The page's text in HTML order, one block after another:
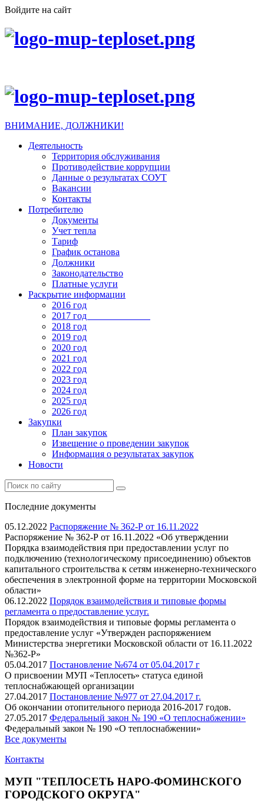
Войдите на сайт
ВНИМАНИЕ, ДОЛЖНИКИ!
Деятельность
Территория обслуживания
Противодействие коррупции
Данные о результатах СОУТ
Вакансии
Контакты
Потребителю
Документы
Учет тепла
Тариф
График останова
Должники
Законодательство
Платные услуги
Раскрытие информации
2016 год
2017 год
2018 год
2019 год
2020 год
2021 год
2022 год
2023 год
2024 год
2025 год
2026 год
Закупки
План закупок
Извещение о проведении закупок
Информация о результатах закупок
Новости
Последние документы
05.12.2022 Распоряжение № 362-Р от 16.11.2022
Распоряжение № 362-Р от 16.11.2022 «Об утверждении
Порядка взаимодействия при предоставлении услуг по
подключению (технологическому присоединению) объектов
капитального строительства к сетям инженерно-технического
обеспечения в электронной форме на территории Московской
области»
06.12.2022 Порядок взаимодействия и типовые формы
регламента о предоставление услуг.
Порядок взаимодействия и типовые формы регламента о
предоставление услуг «Утвержден распоряжением
Министерства энергетики Московской области от 16.11.2022
№362-Р»
05.04.2017 Постановление №674 от 05.04.2017 г
О присвоении МУП «Теплосеть» статуса единой
теплоснабжающей организации
27.04.2017 Постановление №977 от 27.04.2017 г.
Об окончании отопительного периода 2016-2017 годов.
27.05.2017 Федеральный закон № 190 «О теплоснабжении»
Федеральный закон № 190 «О теплоснабжении»
Все документы
Контакты
МУП "ТЕПЛОСЕТЬ НАРО-ФОМИНСКОГО
ГОРОДСКОГО ОКРУГА"